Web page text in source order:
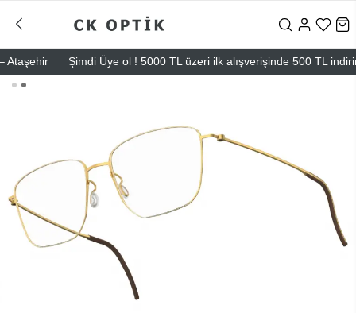
Şimdi Üye ol ! 5000 TL üzeri ilk alışverişinde 500 TL indirim